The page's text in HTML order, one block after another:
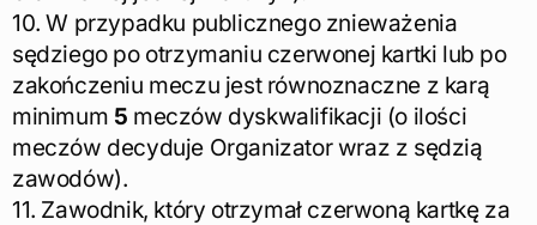
10. W przypadku publicznego znieważenia
sędziego po otrzymaniu czerwonej kartki lub po
zakończeniu meczu jest równoznaczne z karą
minimum 5 meczów dyskwalifikacji (o ilości
meczów decyduje Organizator wraz z sędzią
zawodów).
11. Zawodnik, który otrzymał czerwoną kartkę za